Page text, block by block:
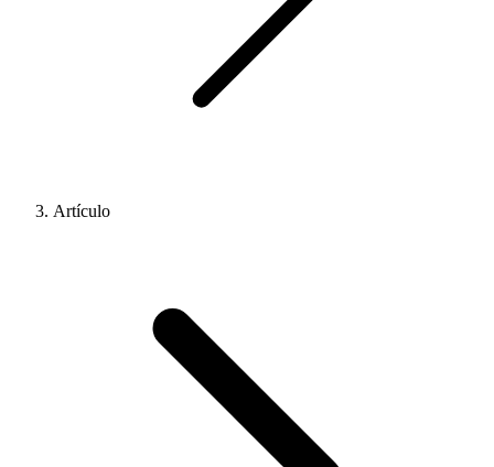
Artículo